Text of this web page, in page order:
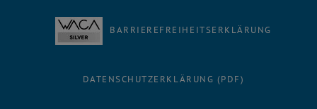
BARRIEREFREIHEITSERKLÄRUNG
DATENSCHUTZERKLÄRUNG (PDF)